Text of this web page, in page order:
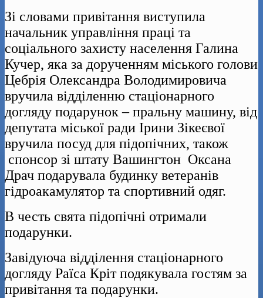
Зі словами привітання виступила
начальник управління праці та
соціального захисту населення Галина
Кучер, яка за дорученням міського голови
Цебрія Олександра Володимировича
вручила відділенню стаціонарного
догляду подарунок – пральну машину, від
депутата міської ради Ірини Зікеєвої
вручила посуд для підопічних, також
спонсор зі штату Вашингтон Оксана
Драч подарувала будинку ветеранів
гідроакамулятор та спортивний одяг.
В честь свята підопічні отримали
подарунки.
Завідуюча відділення стаціонарного
догляду Раїса Кріт подякувала гостям за
привітання та подарунки.